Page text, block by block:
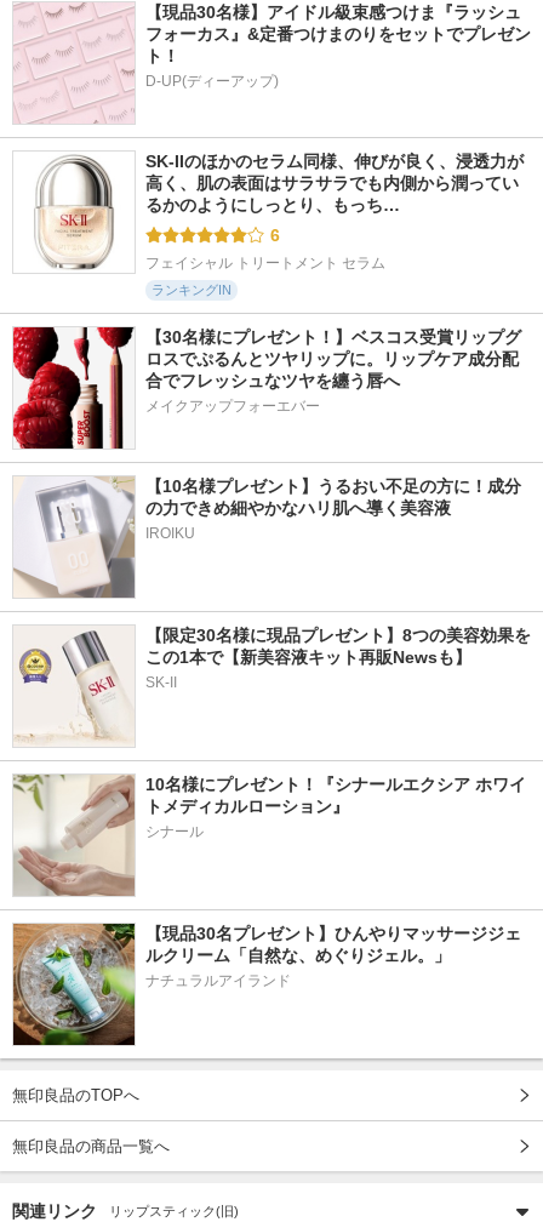
【現品30名様】アイドル級束感つけま『ラッシュ
フォーカス』&定番つけまのりをセットでプレゼン
ト！
D-UP(ディーアップ)
SK-IIのほかのセラム同様、伸びが良く、浸透力が
高く、肌の表面はサラサラでも内側から潤ってい
るかのようにしっとり、もっち…
6
フェイシャル トリートメント セラム
ランキングIN
【30名様にプレゼント！】ベスコス受賞リップグ
ロスでぷるんとツヤリップに。リップケア成分配
合でフレッシュなツヤを纏う唇へ
メイクアップフォーエバー
【10名様プレゼント】うるおい不足の方に！成分
の力できめ細やかなハリ肌へ導く美容液
IROIKU
【限定30名様に現品プレゼント】8つの美容効果を
この1本で【新美容液キット再販Newsも】
SK-II
10名様にプレゼント！『シナールエクシア ホワイ
トメディカルローション』
シナール
【現品30名プレゼント】ひんやりマッサージジェ
ルクリーム「自然な、めぐりジェル。」
ナチュラルアイランド
無印良品のTOPへ
無印良品の商品一覧へ
関連リンク リップスティック(旧)